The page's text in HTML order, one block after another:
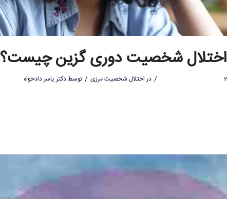
اختلال شخصیت دوری گزین چیست؟
/ دراختلال شخصیت مرزی / توسطدکتر یاسر دادخواه